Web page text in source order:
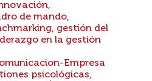
de mando,
gestión del
en la gestión
Empresa
psicológicas,